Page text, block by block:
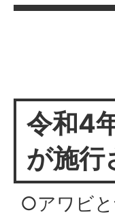
令和4
が施行
○アワビと